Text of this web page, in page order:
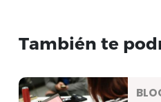
También te